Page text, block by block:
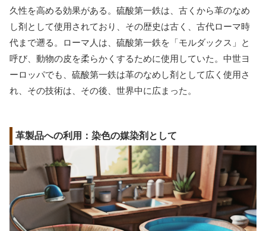
久性を高める効果がある。硫酸第一鉄は、古くから革のなめ
し剤として使用されており、その歴史は古く、古代ローマ時
代まで遡る。ローマ人は、硫酸第一鉄を「モルダックス」と
呼び、動物の皮を柔らかくするために使用していた。中世ヨ
ーロッパでも、硫酸第一鉄は革のなめし剤として広く使用さ
れ、その技術は、その後、世界中に広まった。
革製品への利用：染色の媒染剤として